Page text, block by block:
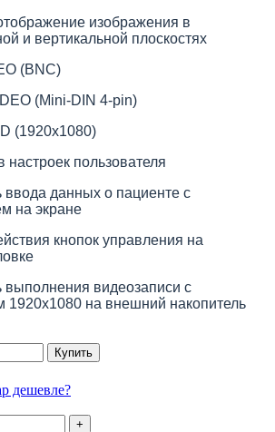
изображения в
и вертикальной плоскостях
(BNC)
(Mini-DIN 4-pin)
(1920х1080)
настроек пользователя
ввода данных о пациенте с
на экране
кнопок управления на
выполнения видеозаписи с
1920х1080 на внешний накопитель
Купить
дешевле?
+